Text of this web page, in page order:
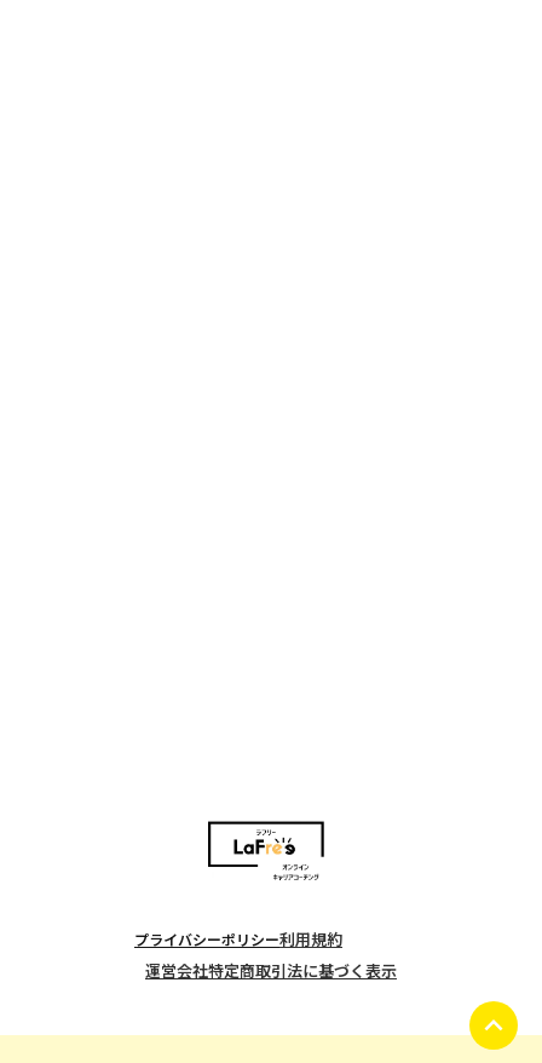
keyboard_arrow_up
プライバシーポリシー利用規約
運営会社特定商取引法に基づく表示